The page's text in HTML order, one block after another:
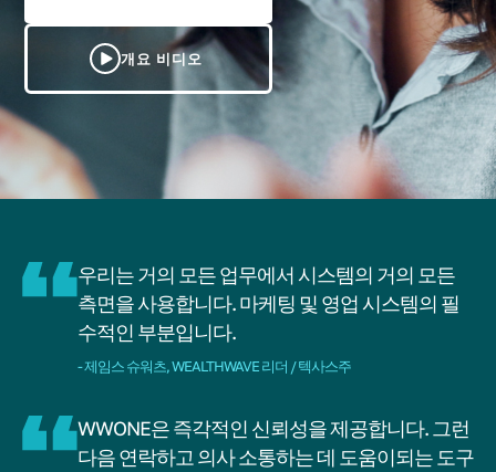
개요 비디오
우리는 거의 모든 업무에서 시스템의 거의 모든
측면을 사용합니다. 마케팅 및 영업 시스템의 필
수적인 부분입니다.
- 제임스 슈워츠, WEALTHWAVE 리더 / 텍사스주
WWONE은 즉각적인 신뢰성을 제공합니다. 그런
다음 연락하고 의사 소통하는 데 도움이되는 도구